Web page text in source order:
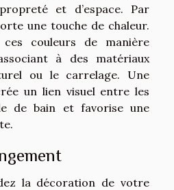
et d’espace. Par
une touche de chaleur.
couleurs de manière
à des matériaux
ou le carrelage. Une
un lien visuel entre les
de bain et favorise une
la décoration de votre